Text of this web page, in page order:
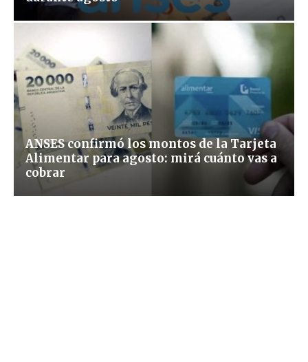
ANSES confirmó los montos de la Tarjeta
Alimentar para agosto: mirá cuánto vas a
cobrar